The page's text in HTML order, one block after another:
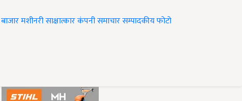
बाजारमशीनरीसाक्षात्कारकंपनी समाचारसम्पादकीयफोटो